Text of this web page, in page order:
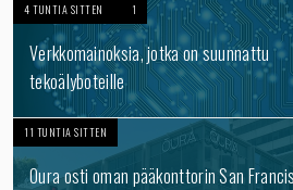
4 TUNTIA SITTEN 1
Verkkomainoksia, jotka on suunnattu
tekoälyboteille
11 TUNTIA SITTEN
Oura osti oman pääkonttorin San